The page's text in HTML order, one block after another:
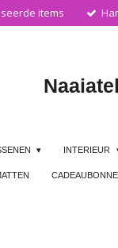
items
INTERIEUR